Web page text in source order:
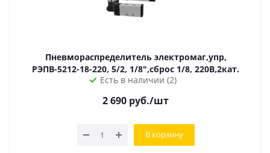
Пневмораспределитель электромаг,упр,
РЭПВ-5212-18-220, 5/2, 1/8",сброс 1/8, 220В,2кат.
Есть в наличии (2)
2 690 руб./шт
В корзину